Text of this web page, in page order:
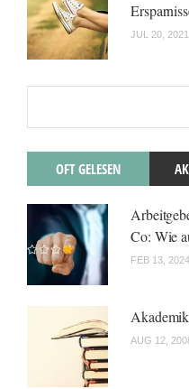
JUL 20, 2021
OFT GELESEN
Co: Wie
FEB 13, 2024
AUG 12,